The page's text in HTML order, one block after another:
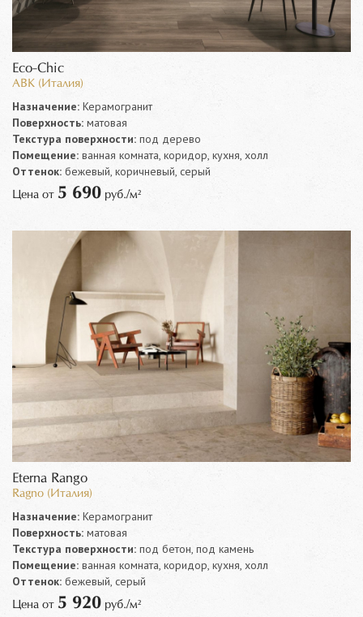
Eco-Chic
ABK (Италия)
Назначение: Керамогранит
Поверхность: матовая
Текстура поверхности: под дерево
Помещение: ванная комната, коридор, кухня, холл
Оттенок: бежевый, коричневый, серый
Цена от 5 690 руб./м²
Eterna Rango
Ragno (Италия)
Назначение: Керамогранит
Поверхность: матовая
Текстура поверхности: под бетон, под камень
Помещение: ванная комната, коридор, кухня, холл
Оттенок: бежевый, серый
Цена от 5 920 руб./м²